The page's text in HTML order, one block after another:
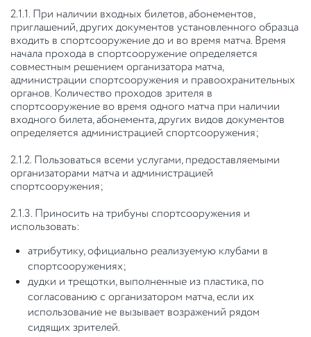
2.1.1. При наличии входных билетов, абонементов,
приглашений, других документов установленного образца
входить в спортсооружение до и во время матча. Время
начала прохода в спортсооружение определяется
совместным решением организатора матча,
администрации спортсооружения и правоохранительных
органов. Количество проходов зрителя в
спортсооружение во время одного матча при наличии
входного билета, абонемента, других видов документов
определяется администрацией спортсооружения;
2.1.2. Пользоваться всеми услугами, предоставляемыми
организаторами матча и администрацией
спортсооружения;
2.1.3. Приносить на трибуны спортсооружения и
использовать:
атрибутику, официально реализуемую клубами в
спортсооружениях;
дудки и трещотки, выполненные из пластика, по
согласованию с организатором матча, если их
использование не вызывает возражений рядом
сидящих зрителей.